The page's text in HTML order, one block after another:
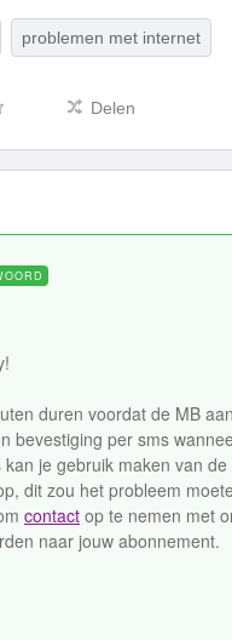
problemen met internet
Delen
duren voordat de MB
bevestiging per sms
je gebruik maken van
dit zou het probleem
contact op te nemen met
naar jouw abonnement.